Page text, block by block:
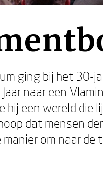
ging bij het 30-
naar een
hij een wereld
dat mensen
om naar de